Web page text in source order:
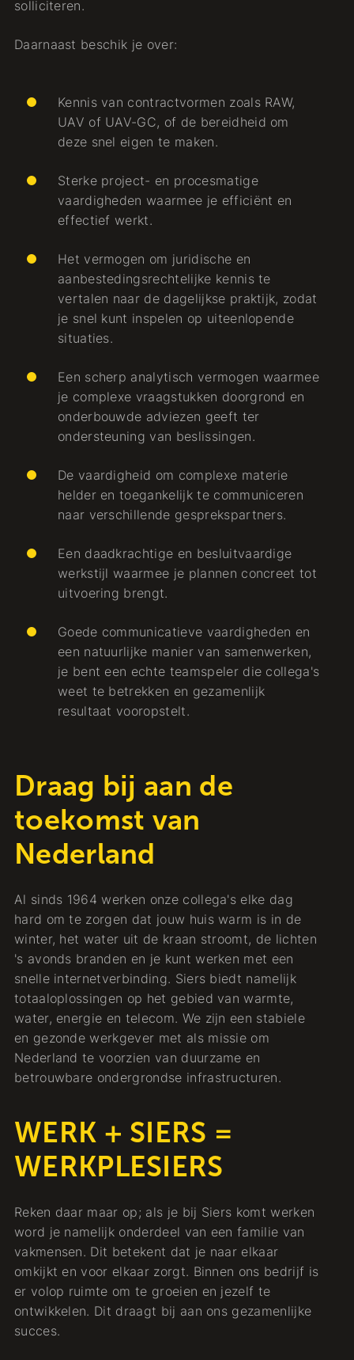
solliciteren.
Daarnaast beschik je over:
Kennis van contractvormen zoals RAW,
UAV of UAV-GC, of de bereidheid om
deze snel eigen te maken.
Sterke project- en procesmatige
vaardigheden waarmee je efficiënt en
effectief werkt.
Het vermogen om juridische en
aanbestedingsrechtelijke kennis te
vertalen naar de dagelijkse praktijk, zodat
je snel kunt inspelen op uiteenlopende
situaties.
Een scherp analytisch vermogen waarmee
je complexe vraagstukken doorgrond en
onderbouwde adviezen geeft ter
ondersteuning van beslissingen.
De vaardigheid om complexe materie
helder en toegankelijk te communiceren
naar verschillende gesprekspartners.
Een daadkrachtige en besluitvaardige
werkstijl waarmee je plannen concreet tot
uitvoering brengt.
Goede communicatieve vaardigheden en
een natuurlijke manier van samenwerken,
je bent een echte teamspeler die collega's
weet te betrekken en gezamenlijk
resultaat vooropstelt.
Draag bij aan de
toekomst van
Nederland
Al sinds 1964 werken onze collega's elke dag
hard om te zorgen dat jouw huis warm is in de
winter, het water uit de kraan stroomt, de lichten
's avonds branden en je kunt werken met een
snelle internetverbinding. Siers biedt namelijk
totaaloplossingen op het gebied van warmte,
water, energie en telecom. We zijn een stabiele
en gezonde werkgever met als missie om
Nederland te voorzien van duurzame en
betrouwbare ondergrondse infrastructuren.
WERK + SIERS =
WERKPLESIERS
Reken daar maar op; als je bij Siers komt werken
word je namelijk onderdeel van een familie van
vakmensen. Dit betekent dat je naar elkaar
omkijkt en voor elkaar zorgt. Binnen ons bedrijf is
er volop ruimte om te groeien en jezelf te
ontwikkelen. Dit draagt bij aan ons gezamenlijke
succes.